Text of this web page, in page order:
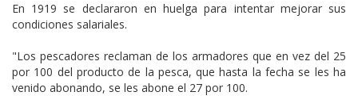
En 1919 se declararon en huelga para intentar mejorar sus
condiciones salariales.
"Los pescadores reclaman de los armadores que en vez del 25
por 100 del producto de la pesca, que hasta la fecha se les ha
venido abonando, se les abone el 27 por 100.